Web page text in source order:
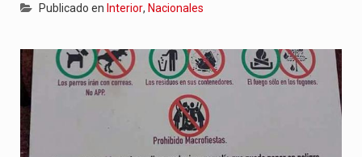
Publicado en Interior, Nacionales